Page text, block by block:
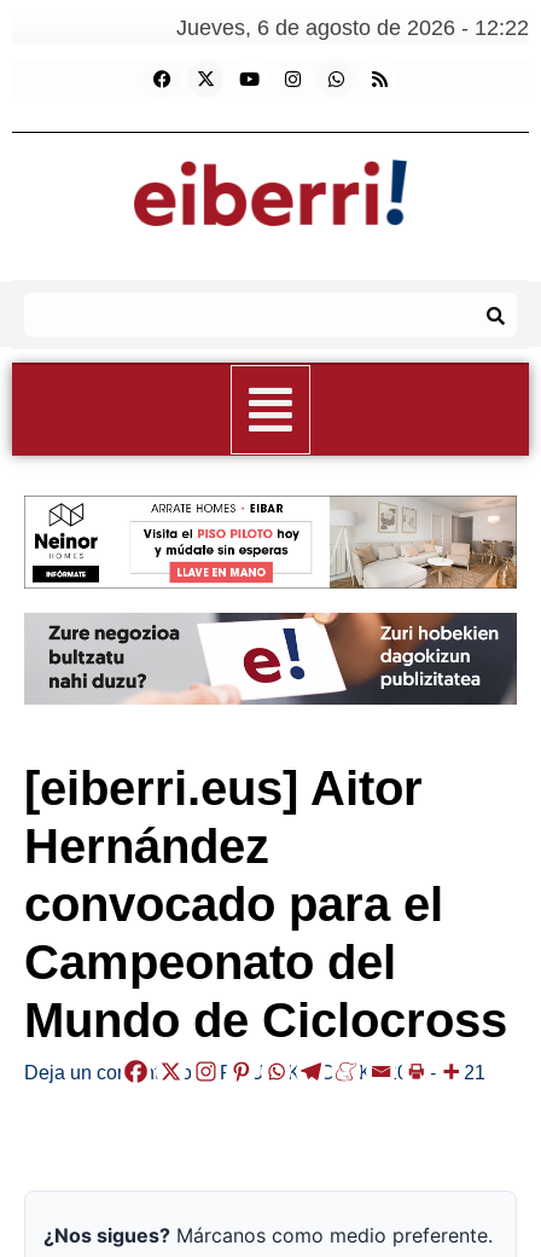
Jueves, 6 de agosto de 2026 - 12:22
[eiberri.eus] Aitor
Hernández
convocado para el
Campeonato del
Mundo de Ciclocross
Deja un comentario /ERMUA, KIROLAK /2018-01-21
¿Nos sigues? Márcanos como medio preferente.